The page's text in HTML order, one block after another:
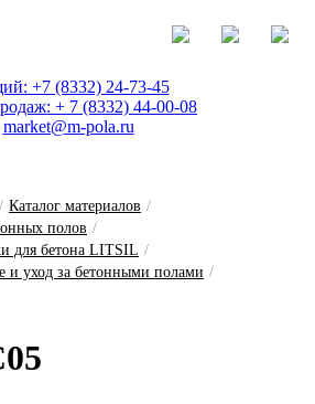
+7 (8332) 24-73-45
+ 7 (8332) 44-00-08
market@m-pola.ru
/ Каталог материалов /
полов /
для бетона LITSIL /
и уход за бетонными полами /